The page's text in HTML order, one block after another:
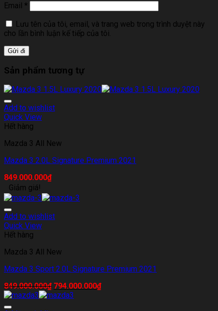
Email *
Lưu tên của tôi, email, và trang web trong trình duyệt này
cho lần bình luận kế tiếp của tôi.
Sản phẩm tương tự
Add to wishlist
Quick View
Hết hàng
Mazda 3 All New
Mazda 3 2.0L Signature Premium 2021
849.000.000₫
Giảm giá!
Add to wishlist
Quick View
Hết hàng
Mazda 3 All New
Mazda 3 Sport 2.0L Signature Premium 2021
849.000.000₫ 794.000.000₫